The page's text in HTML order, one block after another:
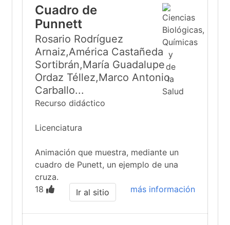
Cuadro de
Punnett
Rosario Rodríguez
Arnaiz,América Castañeda
Sortibrán,María Guadalupe
Ordaz Téllez,Marco Antonio
Carballo...
Recurso didáctico
Licenciatura
Animación que muestra, mediante un
cuadro de Punett, un ejemplo de una
cruza.
18
más información
Ir al sitio